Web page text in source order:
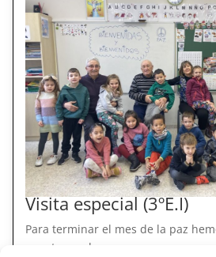
Visita especial (3ºE.I)
Para terminar el mes de la paz
nuestras aulas a esas personas